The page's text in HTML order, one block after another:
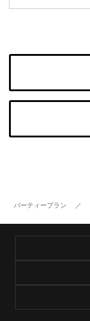
パーティープラン ／